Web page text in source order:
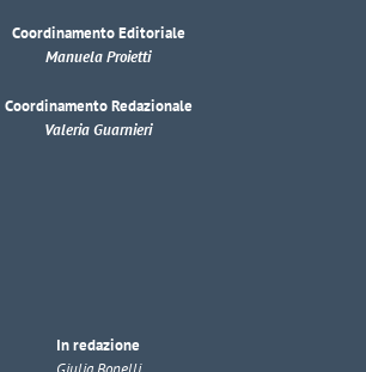
Coordinamento Editoriale
Manuela Proietti
Coordinamento Redazionale
Valeria Guarnieri
In redazione